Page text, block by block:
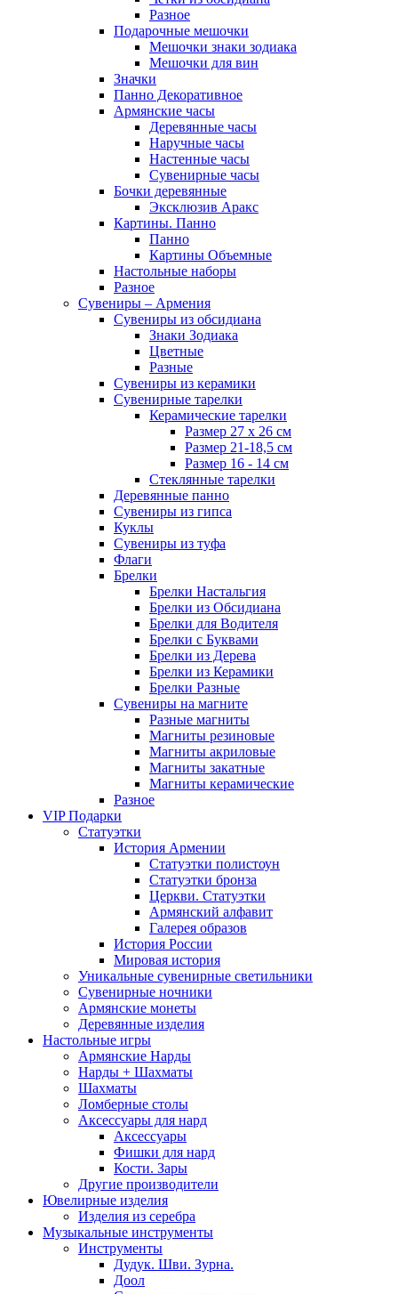
Разное
Подарочные мешочки
Мешочки знаки зодиака
Мешочки для вин
Значки
Панно Декоративное
Армянские часы
Деревянные часы
Наручные часы
Настенные часы
Сувенирные часы
Бочки деревянные
Эксклюзив Аракс
Картины. Панно
Панно
Картины Объемные
Настольные наборы
Разное
Сувениры – Армения
Сувениры из обсидиана
Знаки Зодиака
Цветные
Разные
Сувениры из керамики
Сувенирные тарелки
Керамические тарелки
Размер 27 х 26 см
Размер 21-18,5 см
Размер 16 - 14 см
Стеклянные тарелки
Деревянные панно
Сувениры из гипса
Куклы
Сувениры из туфа
Флаги
Брелки
Брелки Настальгия
Брелки из Обсидиана
Брелки для Водителя
Брелки с Буквами
Брелки из Дерева
Брелки из Керамики
Брелки Разные
Сувениры на магните
Разные магниты
Магниты резиновые
Магниты акриловые
Магниты закатные
Магниты керамические
Разное
VIP Подарки
Статуэтки
История Армении
Статуэтки полистоун
Статуэтки бронза
Церкви. Статуэтки
Армянский алфавит
Галерея образов
История России
Мировая история
Уникальные сувенирные светильники
Сувенирные ночники
Армянские монеты
Деревянные изделия
Настольные игры
Армянские Нарды
Нарды + Шахматы
Шахматы
Ломберные столы
Аксессуары для нард
Аксессуары
Фишки для нард
Кости. Зары
Другие производители
Ювелирные изделия
Изделия из серебра
Музыкальные инструменты
Инструменты
Дудук. Шви. Зурна.
Доол